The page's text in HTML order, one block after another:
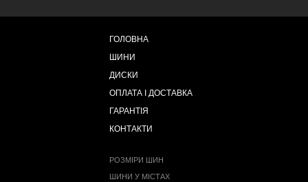
ГОЛОВНА
ШИНИ
ДИСКИ
ОПЛАТА І ДОСТАВКА
ГАРАНТІЯ
КОНТАКТИ
РОЗМІРИ ШИН
ШИНИ У МІСТАХ